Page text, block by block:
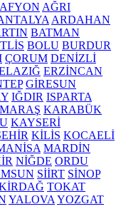
AFYON AĞRI
ARDAHAN
BATMAN
BOLU BURDUR
ÇORUM DENİZLİ
ERZİNCAN
GİRESUN
IĞDIR ISPARTA
KARABÜK
KAYSERİ
KİLİS KOCAELİ
MARDİN
NİĞDE ORDU
SİİRT SİNOP
TOKAT
YALOVA YOZGAT